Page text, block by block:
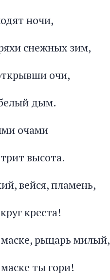
ночи,
снежных зим,
очи,
дым.
очами
высота.
вейся, пламень,
креста!
рыцарь милый,
ты гори!